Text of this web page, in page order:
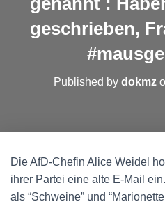
geschrieben,
Published by dokmz
Die AfD-Chefin Alice Weidel
ihrer Partei eine alte E-Mail
als “Schweine” und